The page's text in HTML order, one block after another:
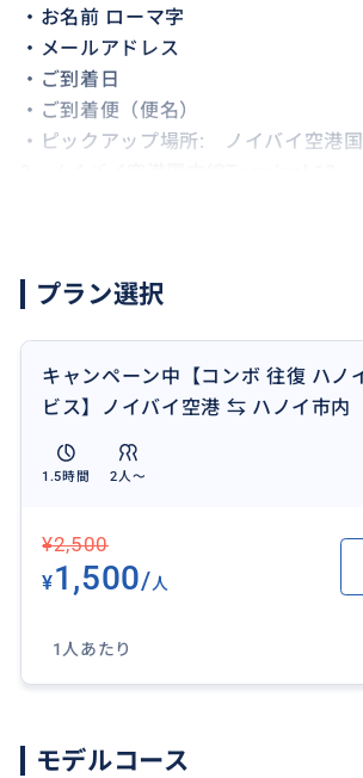
・お名前 ローマ字
・メールアドレス
・ご到着日
・ご到着便（便名）
・ピックアップ場所: ノイバイ空港
② ハノイ市内ホテル ⇒ノイバイ空港
・ご出発日
・ご出発便
・行き先: イバイ空港国際線
港国内線Terminal 1?
・ご宿泊ホテル名または、ご自宅
す。
プラン選択
キャンペーン中【コンボ 往復 ハノ
ビス】ノイバイ空港 ⇆ ハノイ市内
1.5時間 2人〜
¥2,500
¥1,500/人
1人あたり
モデルコース